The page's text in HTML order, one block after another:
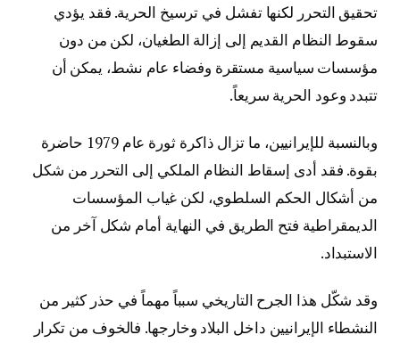
تحقيق التحرر لكنها تفشل في ترسيخ الحرية. فقد يؤدي
سقوط النظام القديم إلى إزالة الطغيان، لكن من دون
مؤسسات سياسية مستقرة وفضاء عام نشط، يمكن أن
تتبدد وعود الحرية سريعاً.
وبالنسبة للإيرانيين، ما تزال ذاكرة ثورة عام 1979 حاضرة
بقوة. فقد أدى إسقاط النظام الملكي إلى التحرر من شكل
من أشكال الحكم السلطوي، لكن غياب المؤسسات
الديمقراطية فتح الطريق في النهاية أمام شكل آخر من
الاستبداد.
وقد شكّل هذا الجرح التاريخي سبباً مهماً في حذر كثير من
النشطاء الإيرانيين داخل البلاد وخارجها. فالخوف من تكرار